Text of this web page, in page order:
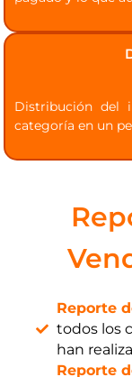
Distribución del
categoría en un
Reporte
todos los
han
Reporte